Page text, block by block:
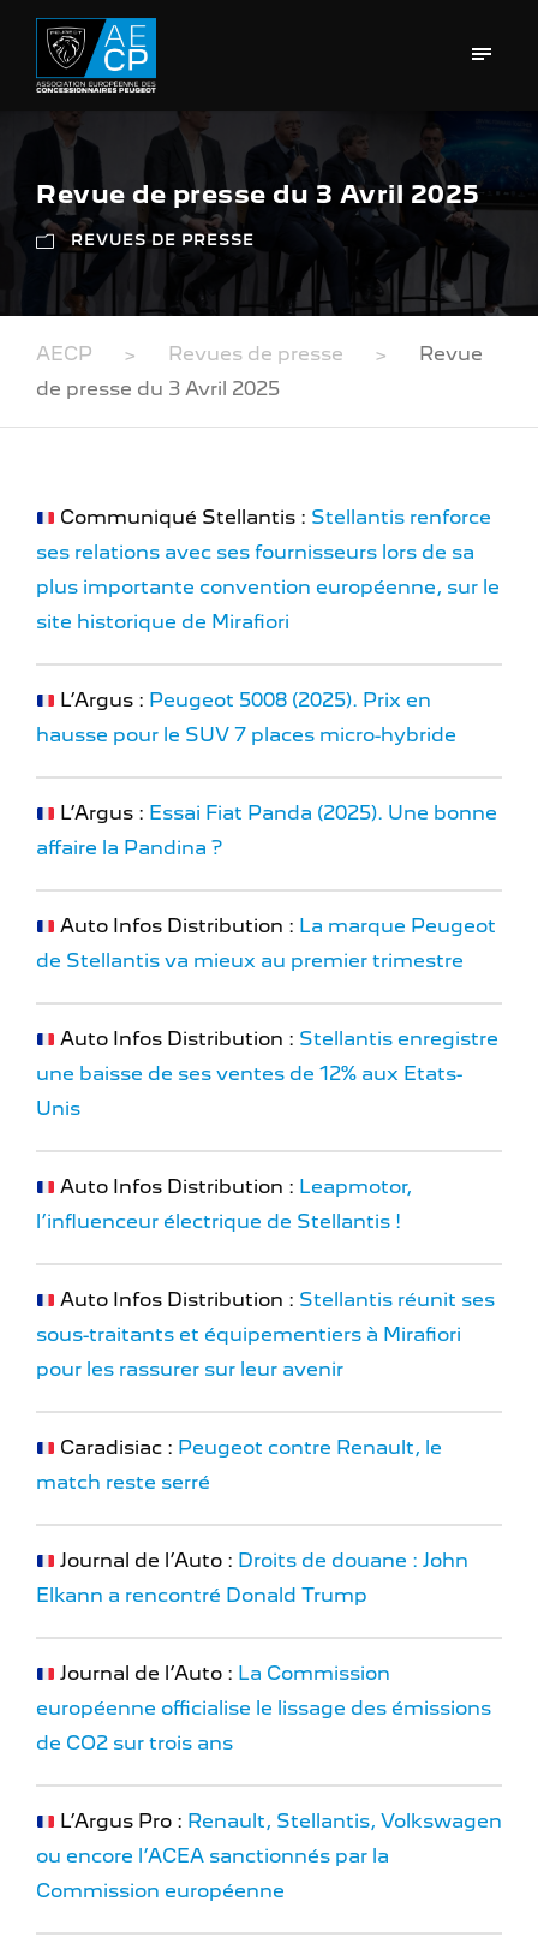
Revue de presse du 3 Avril 2025
REVUES DE PRESSE
AECP > Revues de presse >
Revue
de presse du 3 Avril 2025
Communiqué Stellantis : Stellantis renforce
ses relations avec ses fournisseurs lors de sa
plus importante convention européenne, sur le
site historique de Mirafiori
L’Argus : Peugeot 5008 (2025). Prix en
hausse pour le SUV 7 places micro-hybride
L’Argus : Essai Fiat Panda (2025). Une bonne
affaire la Pandina ?
Auto Infos Distribution : La marque Peugeot
de Stellantis va mieux au premier trimestre
Auto Infos Distribution : Stellantis enregistre
une baisse de ses ventes de 12% aux Etats-
Unis
Auto Infos Distribution : Leapmotor,
l’influenceur électrique de Stellantis !
Auto Infos Distribution : Stellantis réunit ses
sous-traitants et équipementiers à Mirafiori
pour les rassurer sur leur avenir
Caradisiac : Peugeot contre Renault, le
match reste serré
Journal de l’Auto : Droits de douane : John
Elkann a rencontré Donald Trump
Journal de l’Auto : La Commission
européenne officialise le lissage des émissions
de CO2 sur trois ans
L’Argus Pro : Renault, Stellantis, Volkswagen
ou encore l’ACEA sanctionnés par la
Commission européenne